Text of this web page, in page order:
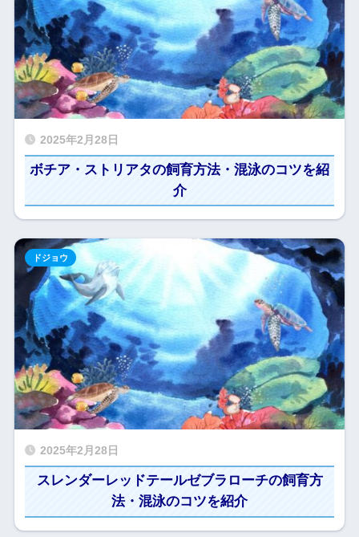
2025年2月28日
ボチア・ストリアタの飼育方法・混泳のコツを紹
介
2025年2月28日
スレンダーレッドテールゼブラローチの飼育方
法・混泳のコツを紹介
ドジョウ